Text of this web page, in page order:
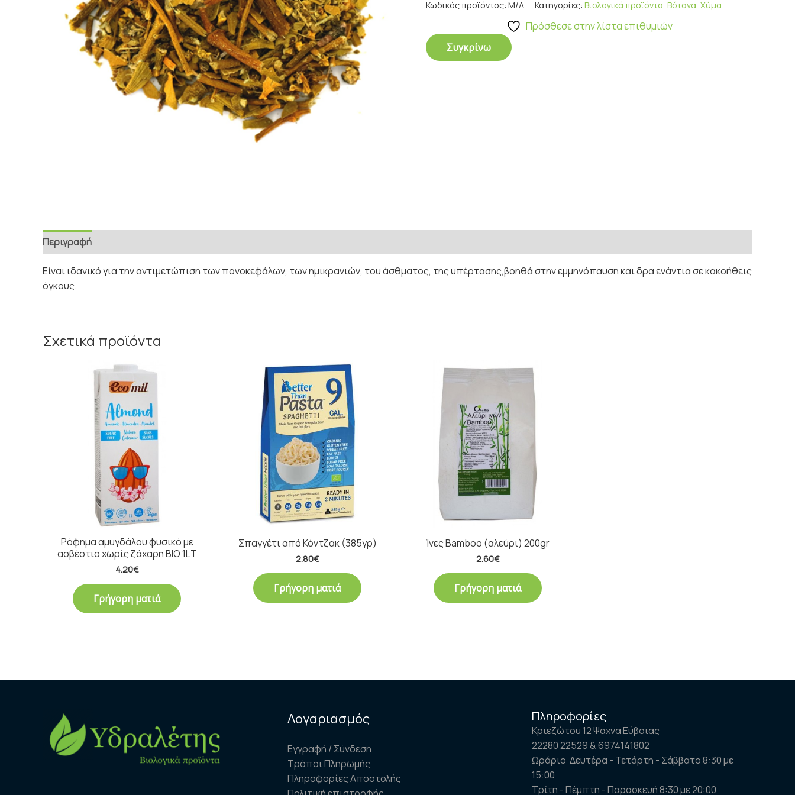
Κωδικός προϊόντος: Μ/Δ Κατηγορίες: Βιολογικά προϊόντα Βότανα Χύμα
Πρόσθεσε στην λίστα επιθυμιών
Συγκρίνω
Περιγραφή
Είναι ιδανικό για την αντιμετώπιση των πονοκεφάλων, των ημικρανιών, του άσθματος, της υπέρτασης,βοηθά στην εμμηνόπαυση και δρα ενάντια σε κακοήθεις
όγκους.
Σχετικά προϊόντα
Ρόφημα αμυγδάλου φυσικό με
ασβέστιο χωρίς ζάχαρη ΒΙΟ 1LΤ
4.20€
Γρήγορη ματιά
Σπαγγέτι από Κόντζακ (385γρ)
2.80€
Γρήγορη ματιά
Ίνες Bamboo (αλεύρι) 200gr
2.60€
Γρήγορη ματιά
Λογαριασμός
Εγγραφή / Σύνδεση
Τρόποι Πληρωμής
Πληροφορίες Αποστολής
Πληροφορίες
Κριεζώτου 12 Ψαχνα Εύβοιας
22280 22529 & 6974141802
Ωράριο Δευτέρα - Τετάρτη - Σάββατο 8:30 με
15:00
Τρίτη - Πέμπτη - Παρασκευή 8:30 με 20:00